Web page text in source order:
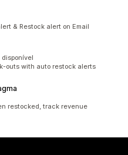
& Restock alert on Email
outs with auto restock alerts
restocked, track revenue